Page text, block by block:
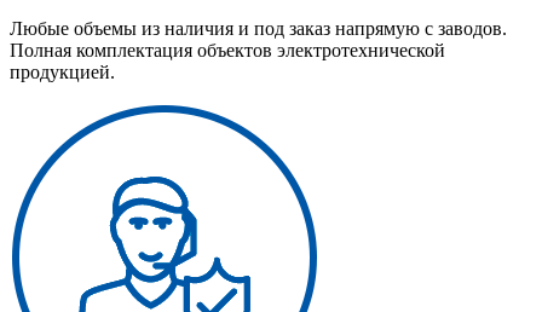
Любые объемы из наличия и под заказ напрямую с заводов.
Полная комплектация объектов электротехнической
продукцией.